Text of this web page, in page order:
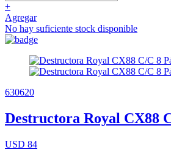
+
Agregar
No hay suficiente stock disponible
630620
Destructora Royal CX88
USD 84